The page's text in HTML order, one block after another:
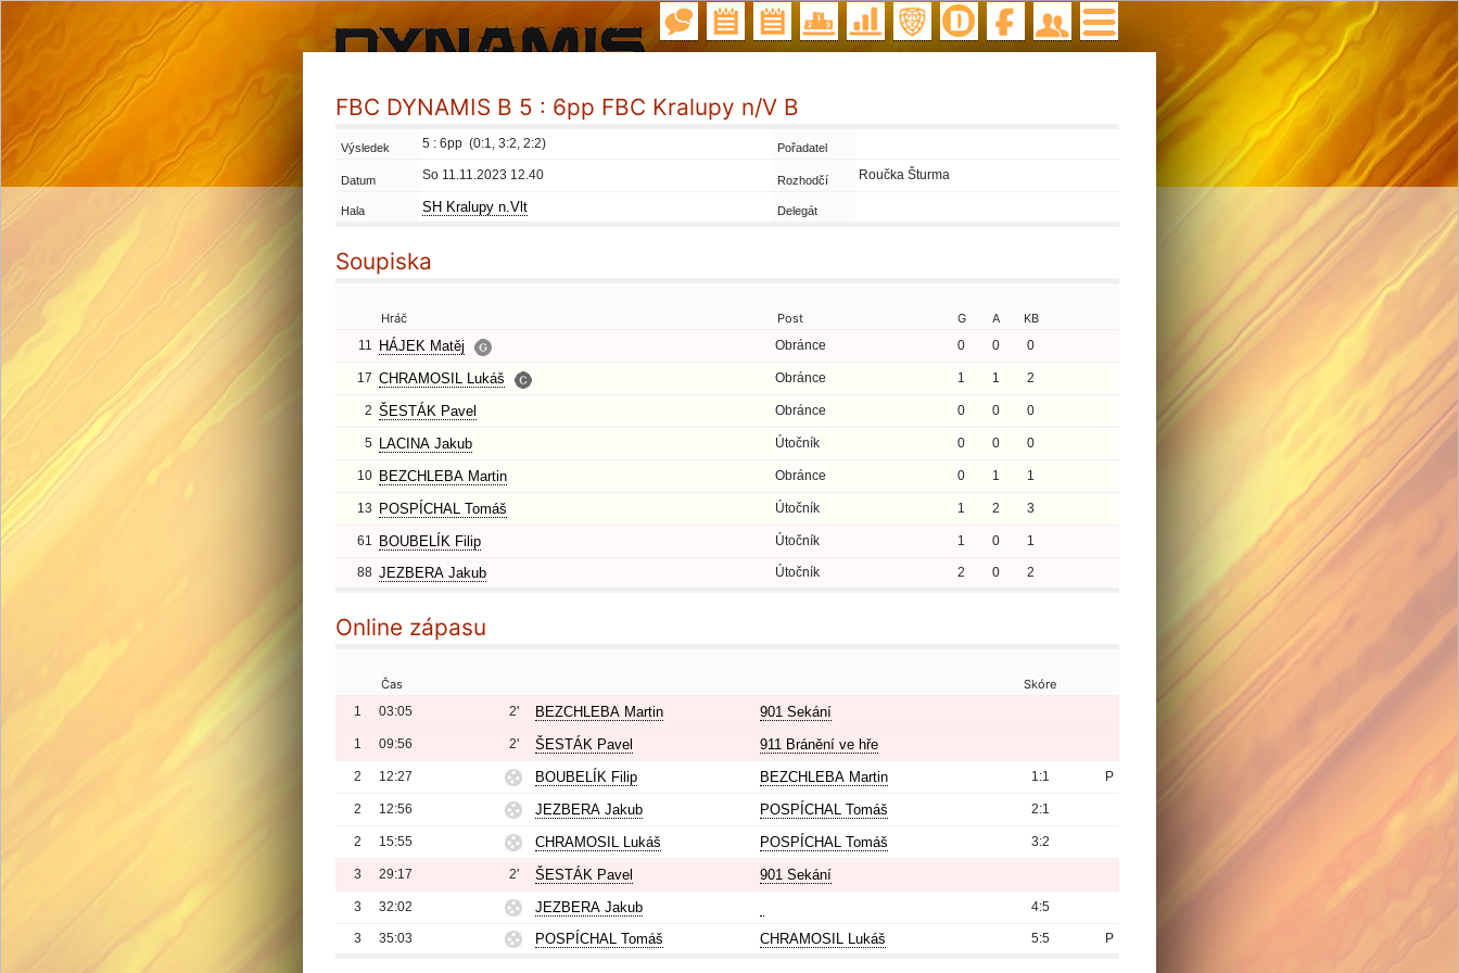
FBC DYNAMIS B 5 : 6pp FBC Kralupy n/V B
Výsledek 5 : 6pp (0:1, 3:2, 2:2) Pořadatel
Datum So 11.11.2023 12.40 Rozhodčí Roučka Šturma
Hala SH Kralupy n.Vlt Delegát
Soupiska
Hráč Post G A
KB
11
HÁJEK Matěj Obránce 0 0 0
17 CHRAMOSIL Lukáš Obránce 1 1 2
2 ŠESTÁK Pavel Obránce 0 0 0
5 LACINA Jakub Útočník 0 0 0
10 BEZCHLEBA Martin Obránce 0 1 1
13 POSPÍCHAL Tomáš Útočník 1 2 3
61 BOUBELÍK Filip Útočník 1 0 1
88 JEZBERA Jakub Útočník 2 0 2
Online zápasu
Čas
Skóre
1
03:05 2' BEZCHLEBA Martin 901 Sekání
1 09:56 2' ŠESTÁK Pavel 911 Bránění ve hře
2 12:27 BOUBELÍK Filip BEZCHLEBA Martin 1:1 P
2 12:56 JEZBERA Jakub POSPÍCHAL Tomáš 2:1
2 15:55 CHRAMOSIL Lukáš POSPÍCHAL Tomáš 3:2
3 29:17 2' ŠESTÁK Pavel 901 Sekání
3 32:02 JEZBERA Jakub 4:5
3 35:03 POSPÍCHAL Tomáš CHRAMOSIL Lukáš 5:5 P